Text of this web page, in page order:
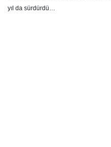
yıl da sürdürdü…